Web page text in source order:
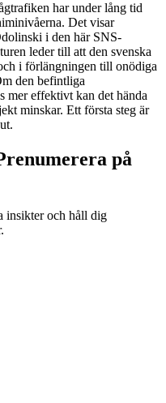
har under lång tid
Det visar
i den här SNS-
leder till att den svenska
i förlängningen till onödiga
den befintliga
mer effektivt kan det hända
minskar. Ett första steg är
på
insikter och håll dig